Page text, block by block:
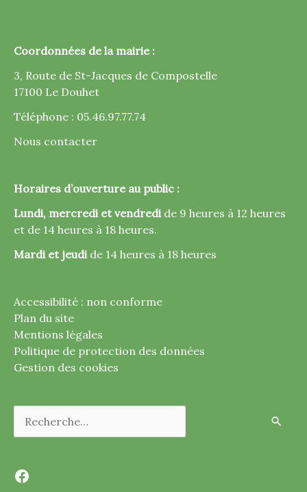
Coordonnées de la mairie :
3, Route de St-Jacques de Compostelle
17100 Le Douhet
Téléphone : 05.46.97.77.74
Nous contacter
Horaires d’ouverture au public :
Lundi, mercredi et vendredi de 9 heures à 12 heures
et de 14 heures à 18 heures.
Mardi et jeudi de 14 heures à 18 heures
Accessibilité : non conforme
Plan du site
Mentions légales
Politique de protection des données
Gestion des cookies
Facebook